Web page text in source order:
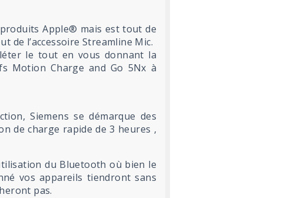
Apple® mais est tout de
de l’accessoire Streamline Mic.
le tout en vous donnant la
Motion Charge and Go 5Nx à
Siemens se démarque des
de charge rapide de 3 heures ,
du Bluetooth où bien le
vos appareils tiendront sans
pas.